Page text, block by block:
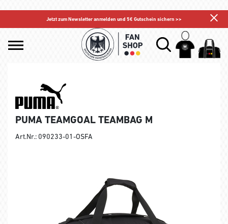
Jetzt zum Newsletter anmelden und 5€ Gutschein sichern >>
PUMA TEAMGOAL TEAMBAG M
Art.Nr.: 090233-01-OSFA